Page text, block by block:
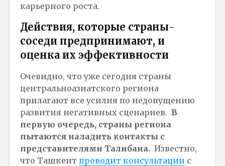
карьерного роста.
Действия, которые страны-
соседи предпринимают, и
оценка их эффективности
Очевидно, что уже сегодня страны
центральноазиатского региона
прилагают все усилия по недопущению
развития негативных сценариев. В
первую очередь, страны региона
пытаются наладить контакты с
представителями Талибана. Известно,
что Ташкент проводит консультации с